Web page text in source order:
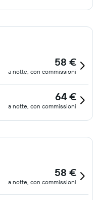
58 €
a notte, con commissioni
64 €
a notte, con commissioni
58 €
a notte, con commissioni